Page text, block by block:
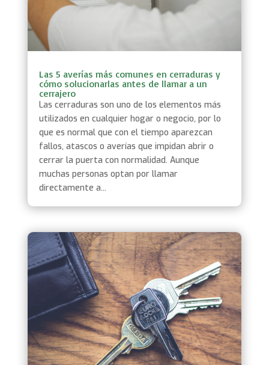
Las 5 averías más comunes en cerraduras y
cómo solucionarlas antes de llamar a un
cerrajero
Las cerraduras son uno de los elementos más
utilizados en cualquier hogar o negocio, por lo
que es normal que con el tiempo aparezcan
fallos, atascos o averías que impidan abrir o
cerrar la puerta con normalidad. Aunque
muchas personas optan por llamar
directamente a...